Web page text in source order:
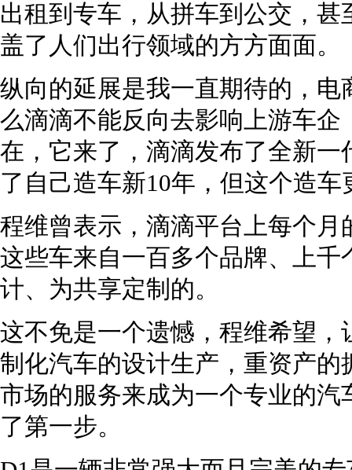
出租到专车，从拼车到公交，
盖了人们出行领域的方方面面。
纵向的延展是我一直期待的，
么滴滴不能反向去影响上游车
在，它来了，滴滴发布了全新
了自己造车新10年，但这个造
程维曾表示，滴滴平台上每个
这些车来自一百多个品牌、上
计、为共享定制的。
这不免是一个遗憾，程维希望
制化汽车的设计生产，重资产
市场的服务来成为一个专业的
了第一步。